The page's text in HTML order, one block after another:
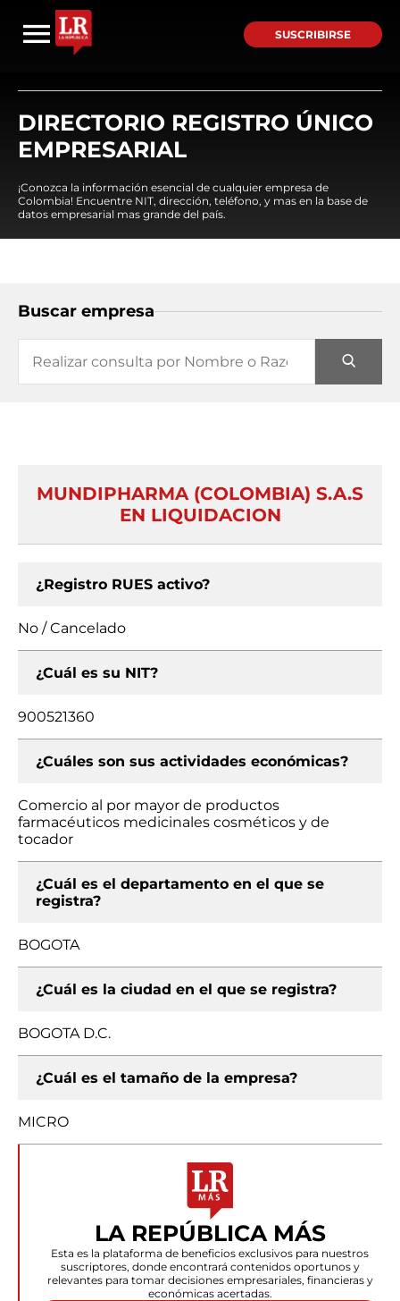
SUSCRIBIRSE
DIRECTORIO REGISTRO ÚNICO
EMPRESARIAL
¡Conozca la información esencial de cualquier empresa de
Colombia! Encuentre NIT, dirección, teléfono, y mas en la base de
datos empresarial mas grande del país.
Buscar empresa
MUNDIPHARMA (COLOMBIA) S.A.S
EN LIQUIDACION
¿Registro RUES activo?
No / Cancelado
¿Cuál es su NIT?
900521360
¿Cuáles son sus actividades económicas?
Comercio al por mayor de productos
farmacéuticos medicinales cosméticos y de
tocador
¿Cuál es el departamento en el que se
registra?
BOGOTA
¿Cuál es la ciudad en el que se registra?
BOGOTA D.C.
¿Cuál es el tamaño de la empresa?
MICRO
LA REPÚBLICA MÁS
Esta es la plataforma de beneficios exclusivos para nuestros
suscriptores, donde encontrará contenidos oportunos y
relevantes para tomar decisiones empresariales, financieras y
económicas acertadas.